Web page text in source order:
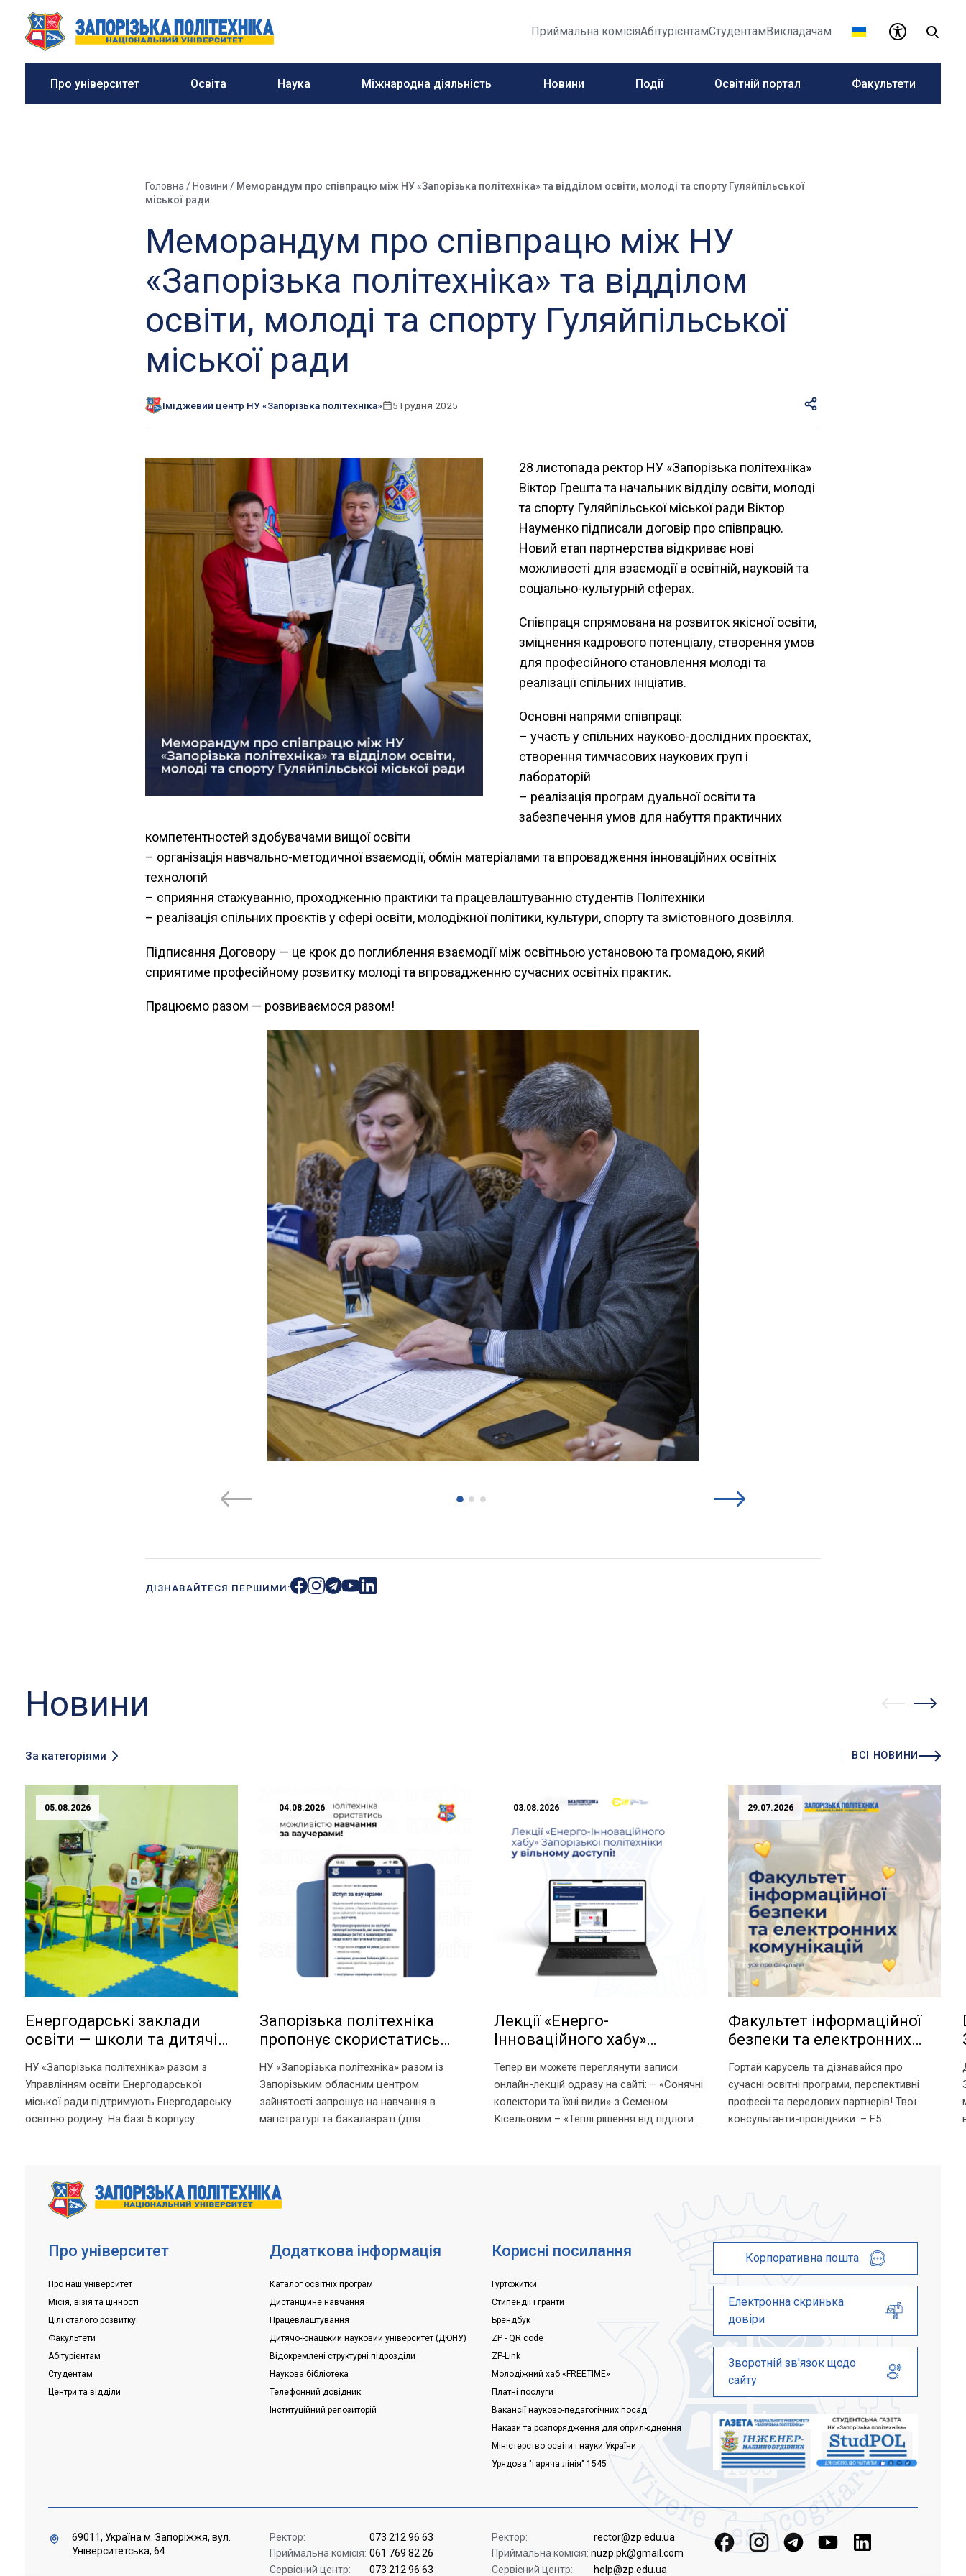
Приймальна комісіяАбітурієнтамСтудентамВикладачам
Про університет Освіта Наука Міжнародна діяльність Новини Події Освітній портал Факультети
Головна / Новини / Меморандум про співпрацю між НУ «Запорізька політехніка» та відділом освіти, молоді та спорту Гуляйпільської
міської ради
Меморандум про співпрацю між НУ
«Запорізька політехніка» та відділом
освіти, молоді та спорту Гуляйпільської
міської ради
Іміджевий центр НУ «Запорізька політехніка» 5 Грудня 2025
28 листопада ректор НУ «Запорізька політехніка»
Віктор Грешта та начальник відділу освіти, молоді
та спорту Гуляйпільської міської ради Віктор
Науменко підписали договір про співпрацю.
Новий етап партнерства відкриває нові
можливості для взаємодії в освітній, науковій та
соціально-культурній сферах.
Співпраця спрямована на розвиток якісної освіти,
зміцнення кадрового потенціалу, створення умов
для професійного становлення молоді та
реалізації спільних ініціатив.
Основні напрями співпраці:
– участь у спільних науково-дослідних проєктах,
створення тимчасових наукових груп і
лабораторій
– реалізація програм дуальної освіти та
забезпечення умов для набуття практичних
компетентностей здобувачами вищої освіти
– організація навчально-методичної взаємодії, обмін матеріалами та впровадження інноваційних освітніх
технологій
– сприяння стажуванню, проходженню практики та працевлаштуванню студентів Політехніки
– реалізація спільних проєктів у сфері освіти, молодіжної політики, культури, спорту та змістовного дозвілля.
Підписання Договору — це крок до поглиблення взаємодії між освітньою установою та громадою, який
сприятиме професійному розвитку молоді та впровадженню сучасних освітніх практик.
Працюємо разом — розвиваємося разом!
ДІЗНАВАЙТЕСЯ ПЕРШИМИ:
Новини
За категоріями ВСІ НОВИНИ
05.08.2026
Енергодарські заклади
освіти — школи та дитячі
Запорізької політехніки!
НУ «Запорізька політехніка» разом з
Управлінням освіти Енергодарської
міської ради підтримують Енергодарську
освітню родину. На базі 5 корпусу
04.08.2026
Запорізька політехніка
пропонує скористатись
ваучерами!
НУ «Запорізька політехніка» разом із
Запорізьким обласним центром
зайнятості запрошує на навчання в
магістратурі та бакалавраті (для
службою зайнятості та...
03.08.2026
Лекції «Енерго-
Інноваційного хабу»
вільному доступі!
Тепер ви можете переглянути записи
онлайн-лекцій одразу на сайті: – «Сонячні
колектори та їхні види» з Семеном
Кісельовим – «Теплі рішення від підлоги
29.07.2026
Факультет інформаційної
безпеки та електронних
політехніка» — володарі
технологічного світу.
Гортай карусель та дізнавайся про
сучасні освітні програми, перспективні
професії та передових партнерів! Твої
консультанти-провідники: – F5
Про університет
Про наш університет
Місія, візія та цінності
Цілі сталого розвитку
Факультети
Абітурієнтам
Студентам
Центри та відділи
Додаткова інформація
Каталог освітніх програм
Дистанційне навчання
Працевлаштування
Дитячо-юнацький науковий університет (ДЮНУ)
Відокремлені структурні підрозділи
Наукова бібліотека
Телефонний довідник
Інституційний репозиторій
Корисні посилання
Гуртожитки
Стипендії і гранти
Брендбук
ZP - QR code
ZP-Link
Молодіжний хаб «FREETIME»
Платні послуги
Вакансії науково-педагогічних посад
Накази та розпорядження для оприлюднення
Міністерство освіти і науки України
Урядова "гаряча лінія" 1545
Корпоративна пошта
Електронна скринька
довіри
Зворотній зв'язок щодо
сайту
69011, Україна м. Запоріжжя, вул.
Університетська, 64
Ректор:
073 212 96 63
Приймальна комісія: 061 769 82 26
Сервісний центр:
073 212 96 63
Ректор:
rector@zp.edu.ua
Приймальна комісія: nuzp.pk@gmail.com
Сервісний центр:
help@zp.edu.ua